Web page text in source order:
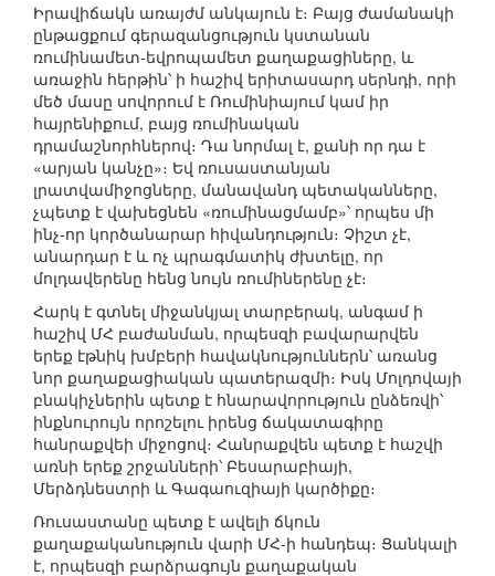
Իրավիճակն առայժմ անկայուն է։ Բայց ժամանակի
ընթացքում գերազանցություն կստանան
ռումինամետ-եվրոպամետ քաղաքացիները, և
առաջին հերթին՝ ի հաշիվ երիտասարդ սերնդի, որի
մեծ մասը սովորում է Ռումինիայում կամ իր
հայրենիքում, բայց ռումինական
դրամաշնորհներով։ Դա նորմալ է, քանի որ դա է
«արյան կանչը»։ Եվ ռուսաստանյան
լրատվամիջոցները, մանավանդ պետականները,
չպետք է վախեցնեն «ռումինացմամբ»՝ որպես մի
ինչ-որ կործանարար հիվանդություն։ Չիշտ չէ,
անարդար է և ոչ պրագմատիկ ժխտելը, որ
մոլդավերենը հենց նույն ռումիներենը չէ։
Հարկ է գտնել միջանկյալ տարբերակ, անգամ ի
հաշիվ ՄՀ բաժանման, որպեսզի բավարարվեն
երեք էթնիկ խմբերի հավակնություններն՝ առանց
նոր քաղաքացիական պատերազմի։ Իսկ Մոլդովայի
բնակիչներին պետք է հնարավորություն ընձեռվի՝
ինքնուրույն որոշելու իրենց ճակատագիրը
հանրաքվեի միջոցով։ Հանրաքվեն պետք է հաշվի
առնի երեք շրջանների՝ Բեսարաբիայի,
Մերձդնեստրի և Գագաուզիայի կարծիքը։
Ռուսաստանը պետք է ավելի ճկուն
քաղաքականություն վարի ՄՀ-ի հանդեպ։ Ցանկալի
է, որպեսզի բարձրագույն քաղաքական